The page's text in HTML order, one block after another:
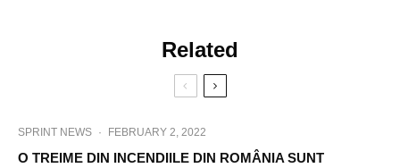
Related
SPRINT NEWS · FEBRUARY 2, 2022
O TREIME DIN INCENDIILE DIN ROMÂNIA SUNT